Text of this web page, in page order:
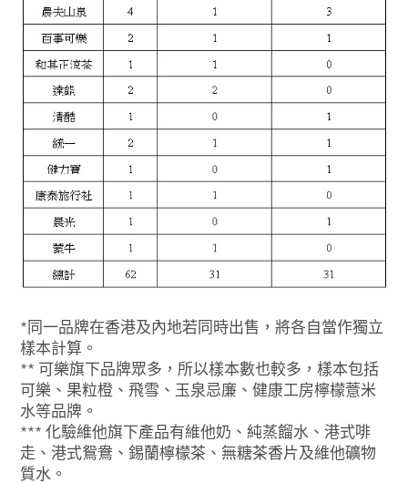
*同一品牌在香港及內地若同時出售，將各自當作獨立
樣本計算。
** 可樂旗下品牌眾多，所以樣本數也較多，樣本包括
可樂、果粒橙、飛雪、玉泉忌廉、健康工房檸檬薏米
水等品牌。
*** 化驗維他旗下產品有維他奶、純蒸餾水、港式啡
走、港式鴛鴦、錫蘭檸檬茶、無糖茶香片及維他礦物
質水。